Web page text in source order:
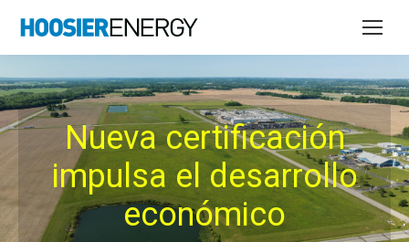
Nueva certificación
impulsa el desarrollo
económico